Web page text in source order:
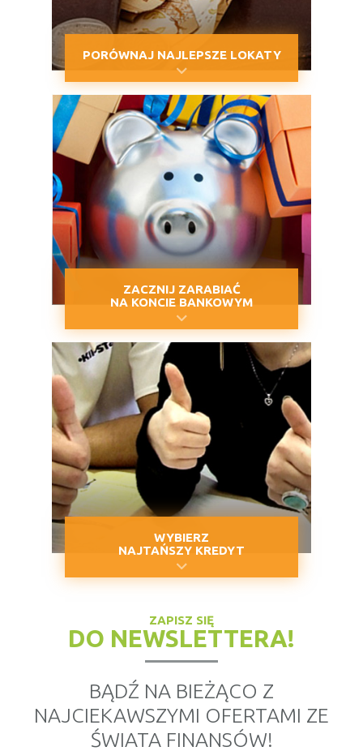
PORÓWNAJ NAJLEPSZE LOKATY
ZACZNIJ ZARABIAĆ
NA KONCIE BANKOWYM
WYBIERZ
NAJTAŃSZY KREDYT
ZAPISZ SIĘ
DO NEWSLETTERA!
BĄDŹ NA BIEŻĄCO Z
NAJCIEKAWSZYMI OFERTAMI ZE
ŚWIATA FINANSÓW!